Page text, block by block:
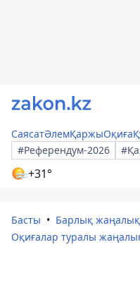
СаясатӘлемҚаржыОқиға
#Референдум-2026
+31°
Басты
Барлық
Оқиғалар туралы